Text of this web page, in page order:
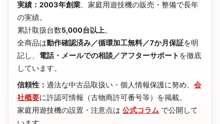
実績： 2003年創業、家庭用遊技機の販売・整備で長年
の実績。
累計取扱台数5,000台以上。
全商品は動作確認済み／循環加工無料／7か月保証を明
記し、 電話・メールでの相談／アフターサポート を徹底
しています。
信頼性： 適法な中古品取扱い・個人情報保護に努め、 会
社概要に許認可情報（古物商許可番号等）を掲載。
家庭用遊技機の設置・注意点は 公式コラム で公開して